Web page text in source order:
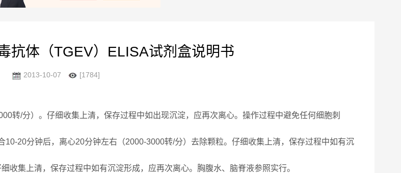
抗体（TGEV）ELISA试剂盒说明书
2013-10-07 [1784]
转/分）。仔细收集上清，保存过程中如出现沉淀，应再次离心。操作过程中避免任何细胞刺
20分钟后，离心20分钟左右（2000-3000转/分）去除颗粒。仔细收集上清，保存过程中如有沉
收集上清，保存过程中如有沉淀形成，应再次离心。胸腹水、脑脊液参照实行。